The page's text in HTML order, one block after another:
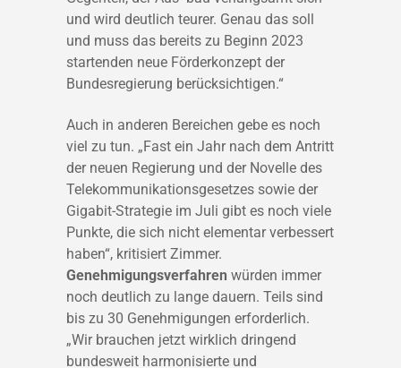
und wird deutlich teurer. Genau das soll
und muss das bereits zu Beginn 2023
startenden neue Förderkonzept der
Bundesregierung berücksichtigen.“
Auch in anderen Bereichen gebe es noch
viel zu tun. „Fast ein Jahr nach dem Antritt
der neuen Regierung und der Novelle des
Telekommunikationsgesetzes sowie der
Gigabit-Strategie im Juli gibt es noch viele
Punkte, die sich nicht elementar verbessert
haben“, kritisiert Zimmer.
Genehmigungsverfahren würden immer
noch deutlich zu lange dauern. Teils sind
bis zu 30 Genehmigungen erforderlich.
„Wir brauchen jetzt wirklich dringend
bundesweit harmonisierte und